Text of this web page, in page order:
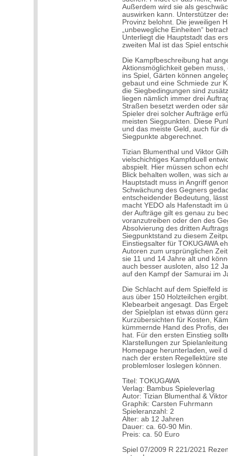
Außerdem wird sie als
auswirken kann. Unterstützer
Provinz belohnt. Die jeweiligen
„unbewegliche Einheiten“
Unterliegt die Hauptstadt das
zweiten Mal ist das Spiel
Die Kampfbeschreibung hat
Aktionsmöglichkeit geben
ins Spiel, Gärten können
gebaut und eine Schmiede zur
die Siegbedingungen sind
liegen nämlich immer drei
Straßen besetzt werden oder
Spieler drei solcher Aufträge
meisten Siegpunkten. Diese
und das meiste Geld, auch für
Siegpunkte abgerechnet.
Tizian Blumenthal und Viktor
vielschichtiges Kampfduell
abspielt. Hier müssen schon
Blick behalten wollen, was sich
Hauptstadt muss in Angriff
Schwächung des Gegners
entscheidender Bedeutung,
macht YEDO als Hafenstadt im
der Aufträge gilt es genau zu
voranzutreiben oder den des
Absolvierung des dritten
Siegpunktstand zu diesem
Einstiegsalter für TOKUGAWA
Autoren zum ursprünglichen
sie 11 und 14 Jahre alt und
auch besser ausloten, also 12
auf den Kampf der Samurai im
Die Schlacht auf dem Spielfeld
aus über 150 Holzteilchen
Klebearbeit angesagt. Das
der Spielplan ist etwas dünn
Kurzübersichten für Kosten,
kümmernde Hand des Profis,
hat. Für den ersten Einstieg
Klarstellungen zur
Homepage herunterladen, weil
nach der ersten Regellektüre
problemloser loslegen können.
Titel: TOKUGAWA
Verlag: Bambus Spieleverlag
Autor: Tizian Blumenthal &
Graphik: Carsten Fuhrmann
Spieleranzahl: 2
Alter: ab 12 Jahren
Dauer: ca. 60-90 Min.
Preis: ca. 50 Euro
Spiel 07/2009 R 221/2021